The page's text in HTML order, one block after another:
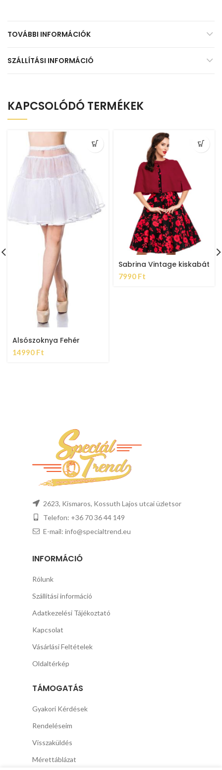
TOVÁBBI INFORMÁCIÓK
SZÁLLÍTÁSI INFORMÁCIÓ
KAPCSOLÓDÓ TERMÉKEK
Alsószoknya Fehér
14990 Ft
Sabrina Vintage kiskabát
7990 Ft
2623, Kismaros, Kossuth Lajos utcai üzletsor
Telefon: +36 70 36 44 149
E-mail: info@specialtrend.eu
INFORMÁCIÓ
Rólunk
Szállítási információ
Adatkezelési Tájékoztató
Kapcsolat
Vásárlási Feltételek
Oldaltérkép
TÁMOGATÁS
Gyakori Kérdések
Rendeléseim
Visszaküldés
Mérettáblázat